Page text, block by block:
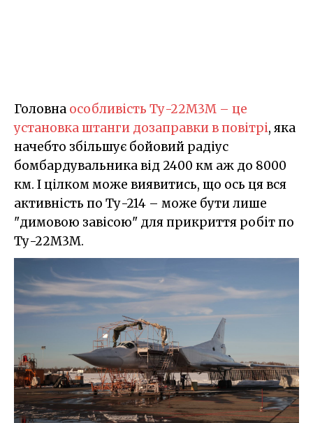
Головна особливість Ту-22М3М – це
установка штанги дозаправки в повітрі, яка
начебто збільшує бойовий радіус
бомбардувальника від 2400 км аж до 8000
км. І цілком може виявитись, що ось ця вся
активність по Ту-214 – може бути лише
"димовою завісою" для прикриття робіт по
Ту-22М3М.